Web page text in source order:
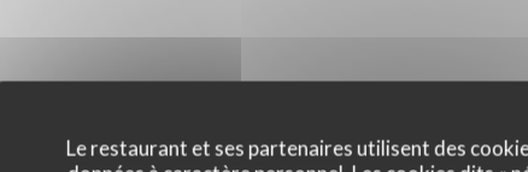
Le restaurant et ses partenaires utilisent des